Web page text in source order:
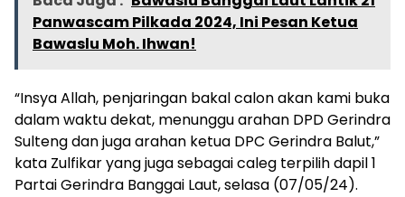
Panwascam Pilkada 2024, Ini Pesan Ketua
Bawaslu Moh. Ihwan!
“Insya Allah, penjaringan bakal calon akan kami buka
dalam waktu dekat, menunggu arahan DPD Gerindra
Sulteng dan juga arahan ketua DPC Gerindra Balut,”
kata Zulfikar yang juga sebagai caleg terpilih dapil 1
Partai Gerindra Banggai Laut, selasa (07/05/24).